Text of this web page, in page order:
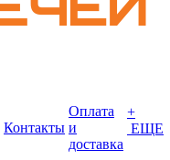
Контакты
Оплата
и
доставка
+
ЕЩЕ